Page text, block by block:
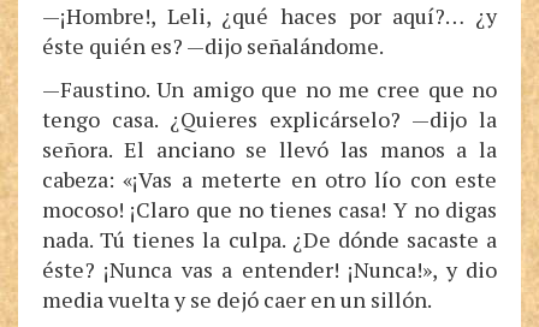
—¡Hombre!, Leli, ¿qué haces por aquí?… ¿y
éste quién es? —dijo señalándome.
—Faustino. Un amigo que no me cree que no
tengo casa. ¿Quieres explicárselo? —dijo la
señora. El anciano se llevó las manos a la
cabeza: «¡Vas a meterte en otro lío con este
mocoso! ¡Claro que no tienes casa! Y no digas
nada. Tú tienes la culpa. ¿De dónde sacaste a
éste? ¡Nunca vas a entender! ¡Nunca!», y dio
media vuelta y se dejó caer en un sillón.